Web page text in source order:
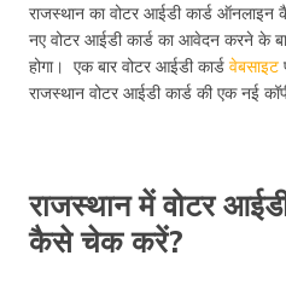
राजस्थान का वोटर आईडी कार्ड ऑनलाइन
नए वोटर आईडी कार्ड का आवेदन करने के
होगा। एक बार वोटर आईडी कार्ड वेबसाइट
राजस्थान वोटर आईडी कार्ड की एक नई
राजस्थान में वोटर
कैसे चेक करें?